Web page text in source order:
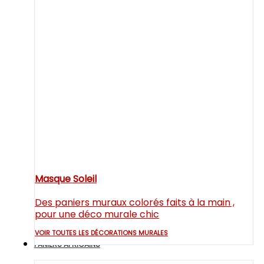
Masque Soleil
Des paniers muraux colorés faits à la main ,
pour une déco murale chic
VOIR TOUTES LES DÉCORATIONS MURALES
PANIERS AFRICAINS